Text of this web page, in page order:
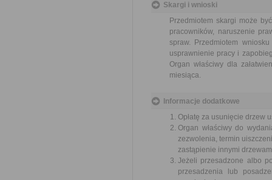
Skargi i wnioski
Przedmiotem skargi może
pracowników, naruszenie
spraw. Przedmiotem
usprawnienie pracy i
Organ właściwy dla
miesiąca.
Informacje dodatkowe
Opłatę za usunięcie drzew
Organ właściwy do
zezwolenia, termin
zastąpienie innymi
Jeżeli przesadzone albo
przesadzenia lub